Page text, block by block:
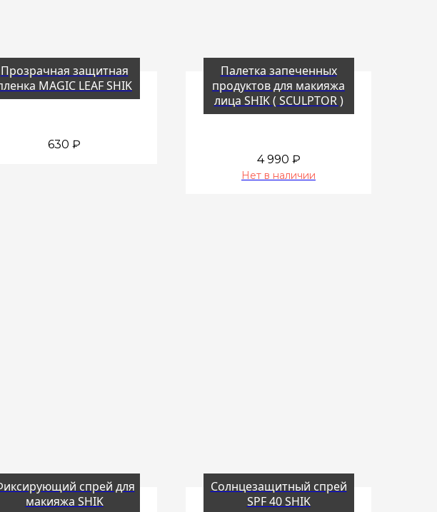
Прозрачная защитная
MAGIC LEAF SHIK
630 ₽
Палетка запеченных
продуктов для макияжа
лица SHIK ( SCULPTOR )
4 990 ₽
Нет в наличии
спрей для
макияжа SHIK
Солнцезащитный спрей
SPF 40 SHIK